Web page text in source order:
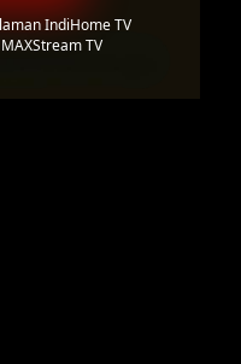
IndiHome TV
TV